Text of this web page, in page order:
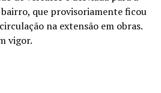
bairro, que provisoriamente ficou
na extensão em obras.
vigor.